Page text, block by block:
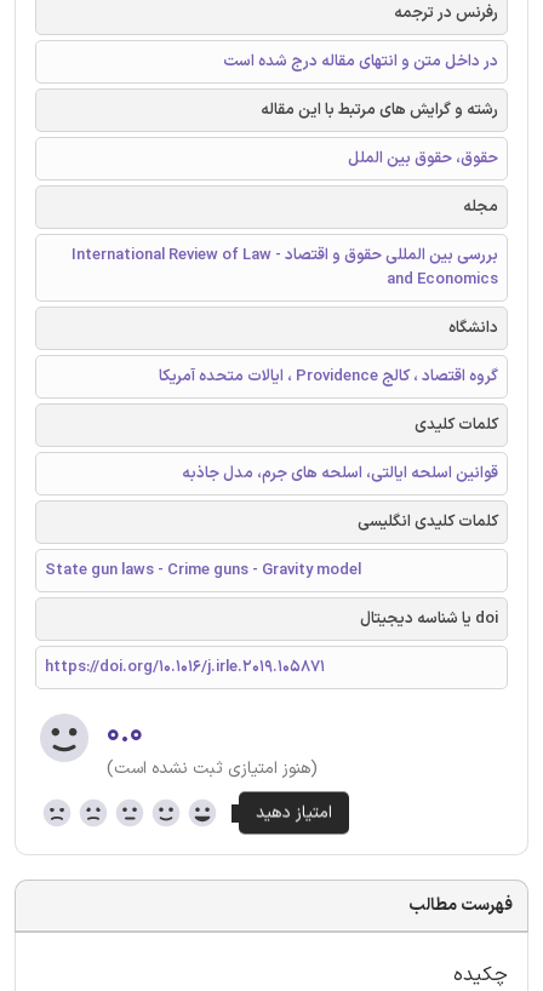
رفرنس در ترجمه
در داخل متن و انتهای مقاله درج شده است
رشته و گرایش های مرتبط با این مقاله
حقوق، حقوق بین الملل
مجله
بررسی بین المللی حقوق و اقتصاد - International Review of Law
and Economics
دانشگاه
گروه اقتصاد ، کالج Providence ، ایالات متحده آمریکا
کلمات کلیدی
قوانین اسلحه ایالتی، اسلحه های جرم، مدل جاذبه
کلمات کلیدی انگلیسی
State gun laws - Crime guns - Gravity model
doi یا شناسه دیجیتال
https://doi.org/10.1016/j.irle.2019.105871
۰.۰
(هنوز امتیازی ثبت نشده است)
فهرست مطالب
چکیده